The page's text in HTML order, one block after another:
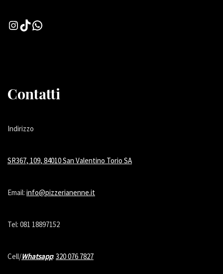
Contatti
Indirizzo
SR367, 109, 84010 San Valentino Torio SA
Email: info@pizzerianenne.it
Tel: 081 18897152
Cell/Whatsapp: 320 076 7827